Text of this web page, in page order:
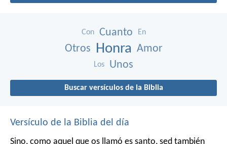
Con Cuanto En
Otros Honra Amor
Los Unos
Buscar versículos de la Biblia
Versículo de la Biblia del día
Sino, como aquel que os llamó es santo, sed también